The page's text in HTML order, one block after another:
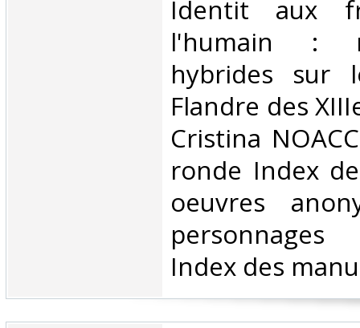
Identit aux
l'humain :
hybrides sur
Flandre des
Cristina
ronde Index
oeuvres
Index des